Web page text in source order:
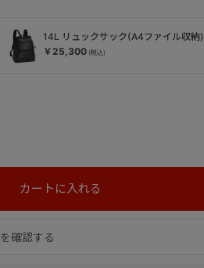
14L リュックサック(A4ファイル収納)
￥25,300
確認する